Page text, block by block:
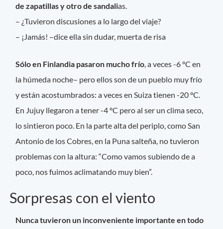
de zapatillas y otro de sandalias.
– ¿Tuvieron discusiones a lo largo del viaje?
– ¡Jamás! –dice ella sin dudar, muerta de risa
Sólo en Finlandia pasaron mucho frío, a veces -6 °C en
la húmeda noche– pero ellos son de un pueblo muy frío
y están acostumbrados: a veces en Suiza tienen -20 °C.
En Jujuy llegaron a tener -4 °C pero al ser un clima seco,
lo sintieron poco. En la parte alta del periplo, como San
Antonio de los Cobres, en la Puna salteña, no tuvieron
problemas con la altura: “Como vamos subiendo de a
poco, nos fuimos aclimatando muy bien”.
Sorpresas con el viento
Nunca tuvieron un inconveniente importante en todo